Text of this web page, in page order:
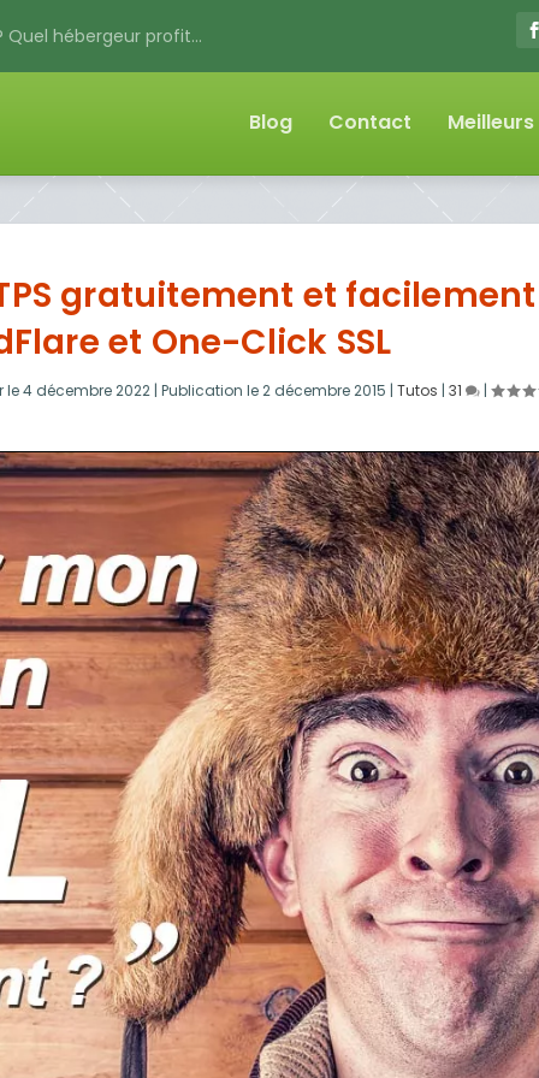
hébergeur profit...
Blog Contact
gratuitement et facilement
et One-Click SSL
le4 décembre 2022| Publication le2 décembre 2015 | Tutos | 31 |